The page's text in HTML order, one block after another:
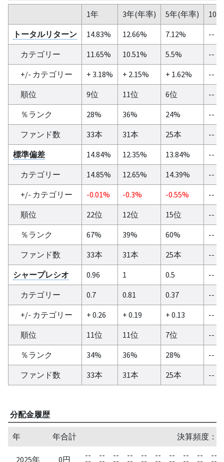
1年 3年(年率) 5年(年率)
10
トータルリターン
14.83% 12.66% 7.12%
--
カテゴリー
11.65% 10.51% 5.5%
--
+/- カテゴリー
+ 3.18% + 2.15% + 1.62%
--
順位
9位 11位 6位
--
％ランク
28% 36% 24%
--
ファンド数
33本 31本 25本
--
標準偏差
14.84% 12.35% 13.84%
--
カテゴリー
14.85% 12.65% 14.39%
--
+/- カテゴリー
-0.01% -0.3% -0.55%
--
順位
22位 12位 15位
--
％ランク
67% 39% 60%
--
ファンド数
33本 31本 25本
--
シャープレシオ
0.96 1 0.5
--
カテゴリー
0.7 0.81 0.37
--
+/- カテゴリー
+ 0.26 + 0.19 + 0.13
--
順位
11位 11位 7位
--
％ランク
34% 36% 28%
--
ファンド数
33本 31本 25本 --
分配金履歴
年 年合計 決算頻度：1
2025年 0円 -- -- -- -- -- -- -- -- -- --